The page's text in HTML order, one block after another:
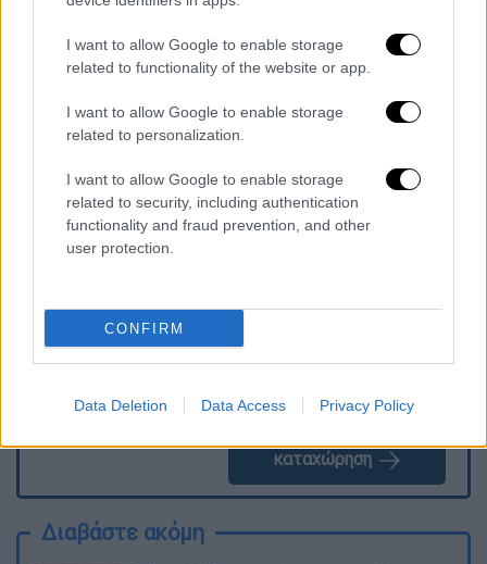
I want to allow Google to enable storage
related to functionality of the website or app.
I want to allow Google to enable storage
related to personalization.
I want to allow Google to enable storage
related to security, including authentication
functionality and fraud prevention, and other
user protection.
CONFIRM
Data Deletion Data Access Privacy Policy
αναγράφεται στη βιτρίνα. Αν υπάρχουν
διαφορετικές κατηγορίες εκπτώσεων,
πρέπει να αναφέρεται το εύρος τους.
Τα σχολιά σας δημοσιεύονται άμεσα με δική σας ευθύνη. Το
ΕΘΝΟΣ θα παρεμβαίνει και τα προσβλητικά σχόλια θα
καταχώρηση
Διαβάστε ακόμη